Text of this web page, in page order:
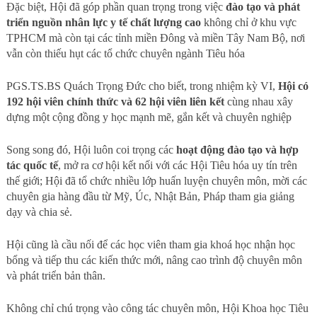
Đặc biệt, Hội đã góp phần quan trọng trong việcđào tạo và phát
triển nguồn nhân lực y tế chất lượng caokhông chỉ ở khu vực
TPHCM mà còn tại các tỉnh miền Đông và miền Tây Nam Bộ, nơi
vẫn còn thiếu hụt các tổ chức chuyên ngành Tiêu hóa
PGS.TS.BS Quách Trọng Đức cho biết, trong nhiệm kỳ VI, Hội có
192 hội viên chính thức và 62 hội viên liên kếtcùng nhau xây
dựng một cộng đồng y học mạnh mẽ, gắn kết và chuyên nghiệp
Song song đó, Hội luôn coi trọng các hoạt động đào tạo và hợp
tác quốc tế, mở ra cơ hội kết nối với các Hội Tiêu hóa uy tín trên
thế giới; Hội đã tổ chức nhiều lớp huấn luyện chuyên môn, mời các
chuyên gia hàng đầu từ Mỹ, Úc, Nhật Bản, Pháp tham gia giảng
dạy và chia sẻ.
Hội cũng là cầu nối để các học viên tham gia khoá học nhận học
bổng và tiếp thu các kiến thức mới, nâng cao trình độ chuyên môn
và phát triển bản thân.
Không chỉ chú trọng vào công tác chuyên môn, Hội Khoa học Tiêu